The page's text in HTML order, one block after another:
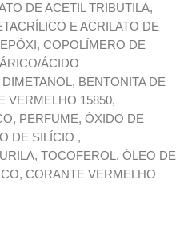
DE ACETIL TRIBUTILA,
E ACRILATO DE
COPOLÍMERO DE
ÁCIDO
BENTONITA DE
VERMELHO 15850,
PERFUME, ÓXIDO DE
DE SILÍCIO ,
TOCOFEROL, ÓLEO DE
CORANTE VERMELHO